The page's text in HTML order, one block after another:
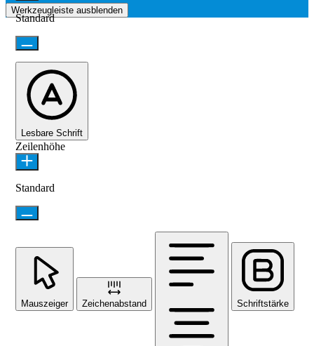
Werkzeugleiste ausblenden
Standard
Lesbare Schrift
Zeilenhöhe
Standard
Mauszeiger Zeichenabstand Schriftstärke